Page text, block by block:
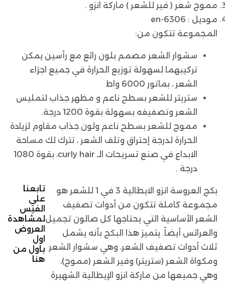
مموج شعر ( فير للشعر ) ماركة انزو .
موديل : en-6306
المجموعة تتكون من:
سشوار الشعر مصمم بلون رائع مع رأسين يمكن
تركيبهما لسهولة توزيع الحرارة في جميع اجزاء
الشعر ، بماتور 6000 واط
ستريتر للشعر بسطح ناعم و مظهر جذاب لتمليس
الشعر وتصفيفه بسهولة بقوة 1200 درجة.
مموج للشعر بسطح ناعم ولون جذاب مقاوم لزيادة
الحرارة لدرجة إحتراق وتلف الشعر ، تترك لك مساحة
الابداع في صنع تسريحات الـ curly hair، بقوة 1080
درجة .
بكج العروسة انزو الايطالية 3 في 1 للشعر هو
مجموعة كاملة تتكون من أدوات تصفيف
الشعر الأساسية التي يحتاجها كل صالون تجميل
والعرائس أيضاً. يتميز هذا البكج بأنه يشمل
ثلاث أدوات تصفيف الشعر، وهي سشوار الشعر
ومكواة الشعر (ستريتر) وفير الشعر (مموج)،
وهي جميعها من ماركة انزو الإيطالية الشهيرة
تابعنا
علي
الفيس
لمشاهدة
العروض
اول
باول من
هنا